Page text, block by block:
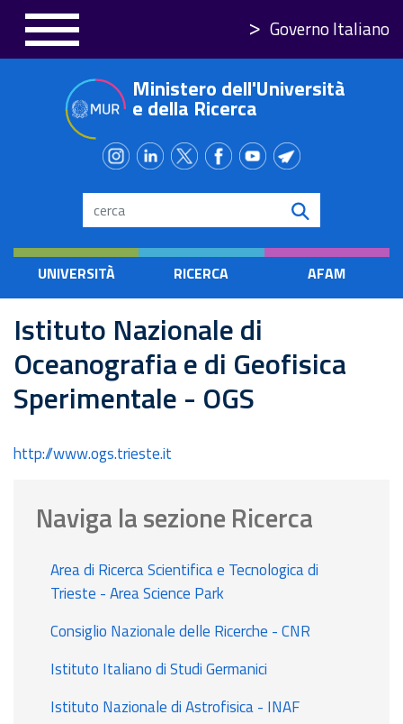
principale
Governo Italiano
Ministero dell'Università
e della Ricerca
Search
UNIVERSITÀ RICERCA AFAM
Istituto Nazionale di
Oceanografia e di Geofisica
Sperimentale - OGS
http://www.ogs.trieste.it
Naviga la sezione Ricerca
Area di Ricerca Scientifica e Tecnologica di
Trieste - Area Science Park
Consiglio Nazionale delle Ricerche - CNR
Istituto Italiano di Studi Germanici
Istituto Nazionale di Astrofisica - INAF